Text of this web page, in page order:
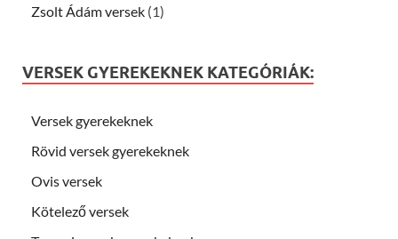
Zsolt Ádám versek (1)
VERSEK GYEREKEKNEK KATEGÓRIÁK:
Versek gyerekeknek
Rövid versek gyerekeknek
Ovis versek
Kötelező versek